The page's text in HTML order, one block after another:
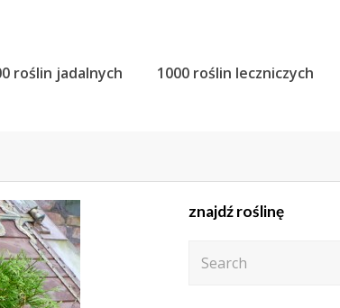
roślin jadalnych 1000 roślin leczniczych
znajdź roślinę